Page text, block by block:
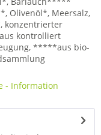
Olivenöl*, Meersalz,
konzentrierter
kontrolliert
*****aus bio-
- Information